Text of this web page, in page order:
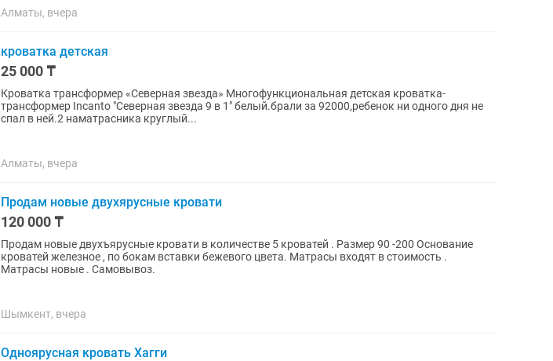
Алматы, вчера
кроватка детская
25 000 ₸
Кроватка трансформер «Северная звезда» Многофункциональная детская кроватка-
трансформер Incanto "Северная звезда 9 в 1" белый.брали за 92000,ребенок ни одного дня не
спал в ней.2 наматрасника круглый...
Алматы, вчера
Продам новые двухярусные кровати
120 000 ₸
Продам новые двухъярусные кровати в количестве 5 кроватей . Размер 90 -200 Основание
кроватей железное , по бокам вставки бежевого цвета. Матрасы входят в стоимость .
Матрасы новые . Самовывоз.
Шымкент, вчера
Одноярусная кровать Хагги